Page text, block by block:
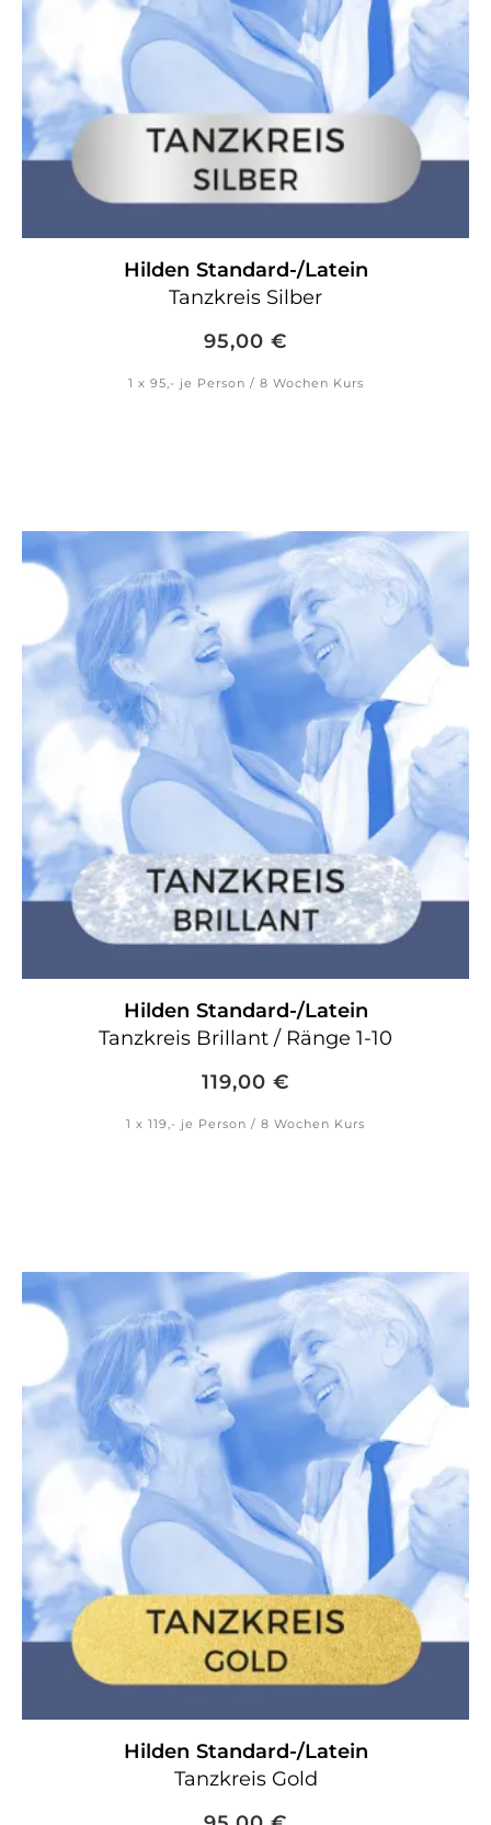
Hilden Standard-/Latein
Tanzkreis Silber
95,00 €
1 x 95,- je Person / 8 Wochen Kurs
Hilden Standard-/Latein
Tanzkreis Brillant / Ränge 1-10
119,00 €
1 x 119,- je Person / 8 Wochen Kurs
Hilden Standard-/Latein
Tanzkreis Gold